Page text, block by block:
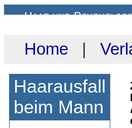
Haar und
Home
Haarausfall
beim Mann